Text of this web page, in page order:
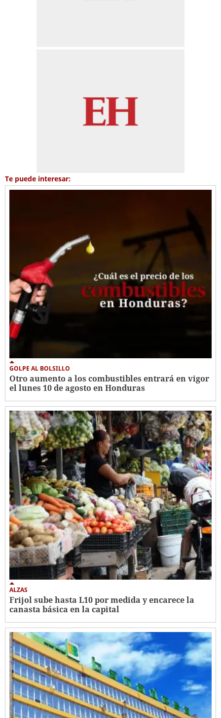
Te puede interesar:
GOLPE AL BOLSILLO
Otro aumento a los combustibles entrará en vigor
el lunes 10 de agosto en Honduras
ALZAS
Frijol sube hasta L10 por medida y encarece la
canasta básica en la capital